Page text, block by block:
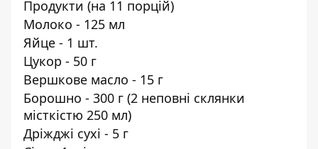
Продукти (на 11 порцій)
Молоко - 125 мл
Яйце - 1 шт.
Цукор - 50 г
Вершкове масло - 15 г
Борошно - 300 г (2 неповні склянки
місткістю 250 мл)
Дріжджі сухі - 5 г